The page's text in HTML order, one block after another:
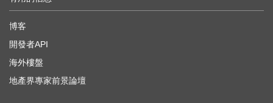
博客
開發者API
海外樓盤
地產界專家前景論壇